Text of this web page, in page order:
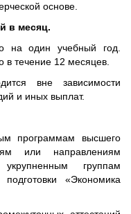
основе.
в месяц.
на один учебный год.
в течение 12 месяцев.
вне зависимости
и иных выплат.
программам высшего
или направлениям
группам
«Экономика